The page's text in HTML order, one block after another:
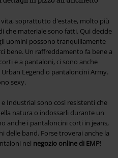
soprattutto d'estate, molto più
che materiale sono fatti. Qui decide
uomini possono tranquillamente
bene. Un raffreddamento fa bene a
e a pantaloni, ci sono anche
Legend o pantaloncini Army.
sexy.
Industrial sono così resistenti che
natura o indossarli durante un
anche i pantaloncini corti in jeans,
delle band. Forse troverai anche la
nel negozio online di EMP!